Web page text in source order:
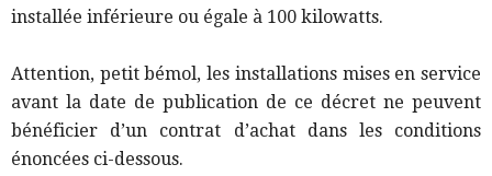
installée inférieure ou égale à 100 kilowatts.
Attention, petit bémol, les installations mises en service
avant la date de publication de ce décret ne peuvent
bénéficier d’un contrat d’achat dans les conditions
énoncées ci-dessous.